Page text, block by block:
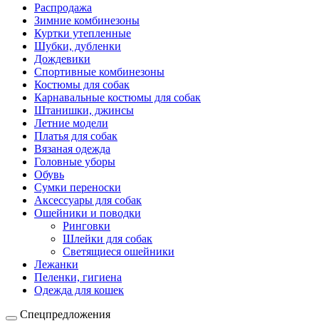
Распродажа
Зимние комбинезоны
Куртки утепленные
Шубки, дубленки
Дождевики
Спортивные комбинезоны
Костюмы для собак
Карнавальные костюмы для собак
Штанишки, джинсы
Летние модели
Платья для собак
Вязаная одежда
Головные уборы
Обувь
Сумки переноски
Аксессуары для собак
Ошейники и поводки
Ринговки
Шлейки для собак
Светящиеся ошейники
Лежанки
Пеленки, гигиена
Одежда для кошек
Спецпредложения